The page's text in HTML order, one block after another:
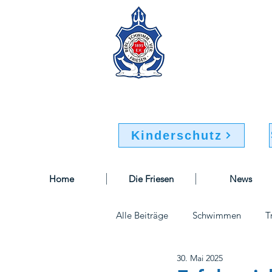
Kinderschutz
Alle Beiträge Schwimmen
Sportausschuss30. Mai 2025
Home Die Friesen News